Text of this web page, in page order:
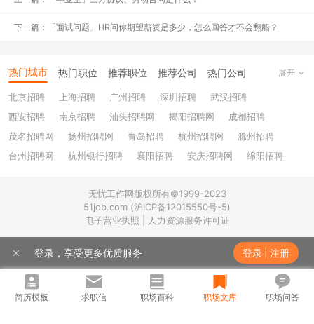
职前菌推荐求职八步曲：
第一步：自我探索与职业定位
分析自己的能力、优势、缺点、性格特征、兴趣、对于未来的期待等
借助专业的测评工具，对自己的职业性格有一个较为客观的分析和认
了解不同领域的前辈发展现状。
综合以上因素确定自己目前阶段适合的职业方向。
下一篇：「面试问题」HR问你期望薪资是多少，怎么回答才不会翻船？
热门城市 热门职位 推荐职位 推荐公司 热门公司
北京招聘 上海招聘 广州招聘 深圳招聘
武汉招聘
西安招聘
南京招聘 汕头招聘网 揭阳招聘网
成都招聘
茂名招聘网
扬州招聘网 青岛招聘 杭州招聘网
滁州招聘
台州招聘网
杭州银行招聘 襄阳招聘 安庆招聘网
绵阳招聘
上饶招聘网
展开
无忧工作网版权所有©1999-2023
51job.com (沪ICP备12015550号-5)
电子营业执照 | 人力资源服务许可证
登录，享受更多优质服务 登录 注册
简历模板 求职信 职场百科 职场文库 职场问答